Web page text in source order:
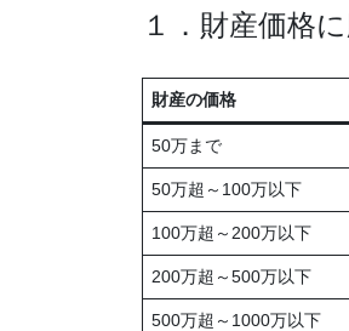
１．財産価格
財産の価格
50万まで
50万超～100万以下
100万超～200万以下
200万超～500万以下
500万超～1000万以下